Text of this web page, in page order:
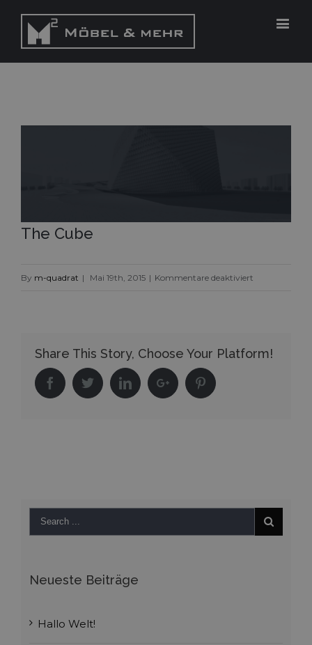
The Cube
By m-quadrat | Mai 19th, 2015 | Kommentare deaktiviert
Share This Story, Choose Your Platform!
FacebookTwitterLinkedinGoogle+ Pinterest
Neueste Beiträge
Hallo Welt!